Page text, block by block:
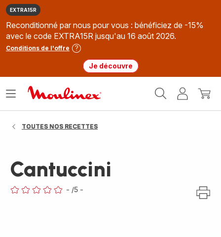
EXTRA15R
Reconditionné par nous pour vous : bénéficiez de -15%
avec le code EXTRA15R jusqu'au 16 août 2026.
Conditions de l'offre
Je découvre
MonMon
Ouvrir
TOUTES NOS RECETTES
Cantuccini
- /5 -